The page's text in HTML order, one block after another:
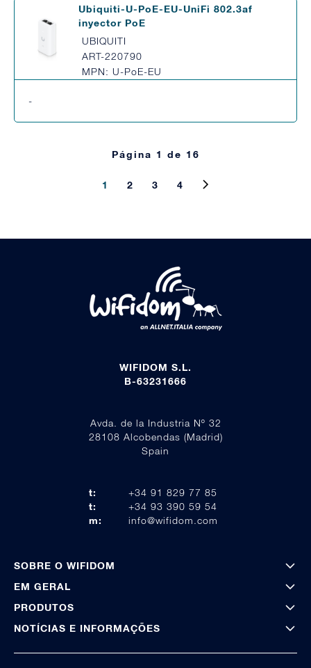
Ubiquiti-U-PoE-EU-UniFi 802.3af
inyector PoE
UBIQUITI
ART-220790
MPN: U-PoE-EU
-
Página 1 de 16
1 2 3 4
WIFIDOM S.L.
B-63231666
Avda. de la Industria Nº 32
28108 Alcobendas (Madrid)
Spain
t:
+34 91 829 77 85
t:
+34 93 390 59 54
m:
info@wifidom.com
SOBRE O WIFIDOM
EM GERAL
PRODUTOS
NOTÍCIAS E INFORMAÇÕES